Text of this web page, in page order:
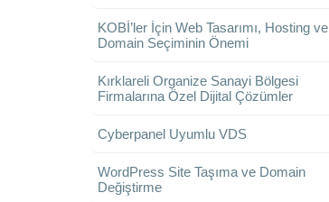
KOBİ’ler İçin Web Tasarımı, Hosting ve
Domain Seçiminin Önemi
Kırklareli Organize Sanayi Bölgesi
Firmalarına Özel Dijital Çözümler
Cyberpanel Uyumlu VDS
WordPress Site Taşıma ve Domain
Değiştirme